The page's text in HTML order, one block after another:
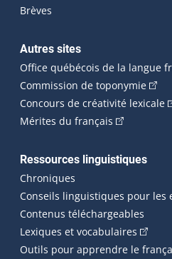
Brèves
Autres sites
Office québécois de la langue
Commission de toponymie(Cet
Concours de créativité lexicale
Mérites du français (Cet
Ressources linguistiques
Chroniques
Conseils linguistiques pour les
Contenus téléchargeables
Lexiques et vocabulaires (Cet
Outils pour apprendre le